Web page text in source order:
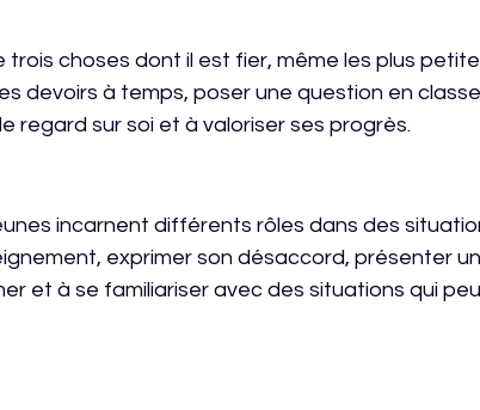
trois choses dont il est fier, même les plus
devoirs à temps, poser une question en
regard sur soi et à valoriser ses progrès.
incarnent différents rôles dans des
exprimer son désaccord, présenter un
et à se familiariser avec des situations qui